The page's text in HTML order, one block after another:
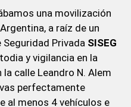
una movilización
a raíz de un
Privada SISEG
y vigilancia en la
calle Leandro N. Alem
perfectamente
al menos 4 vehículos e